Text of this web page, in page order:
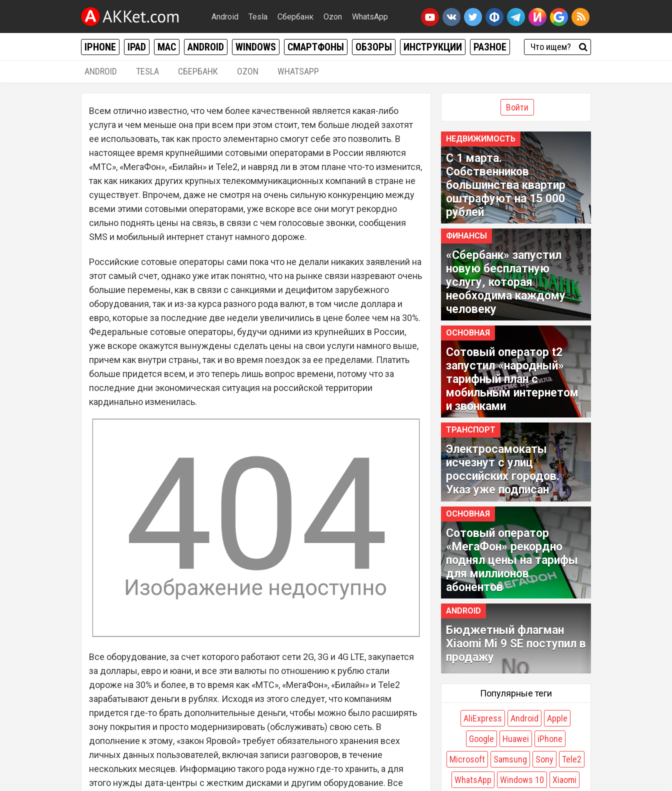
Android Tesla Сбербанк Ozon WhatsApp
IPHONE IPAD MAC ANDROID WINDOWS СМАРТФОНЫ ОБЗОРЫ ИНСТРУКЦИИ РАЗНОЕ
ANDROID TESLA СБЕРБАНК OZON WHATSAPP
Историческое подорожание. Операторы
«МТС», «МегаФон», «Билайн» и Tele2
рекордно поднимут цены на связь
Всем отлично известно, что чем более качественной является какая-либо
услуга и чем меньше она при всем при этом стоит, тем больше людей захотят
ее использовать, так как просто элементарно смогут себе это позволить. В
настоящее время крупнейшими сотовыми операторами в России являются
«МТС», «МегаФон», «Билайн» и Tele2, и навряд ли в этом плане что-то изменится,
так как никаких других крупных телекоммуникационных компаний в стране не
существует. Впрочем, даже не смотря на очень сильную конкуренцию между
всеми этими сотовыми операторами, уже вскоре все они могут рекордно
сильно поднять цены на связь, в связи с чем голосовые звонки, сообщения
SMS и мобильный интернет станут намного дороже.
Российские сотовые операторы сами пока что не делали никаких заявлений на
этот самый счет, однако уже итак понятно, что на рынке связи назревают очень
большие перемены, как в связи с санкциями и децифитом зарубежного
оборудования, так и из-за курса разного рода валют, в том числе доллара и
евро, которые за последние две недели увеличились в цене более чем на 30%.
Федеральные сотовые операторы, будучи одними из крупнейших в России,
уже вскоре окажутся вынуждены сделать цены на свои услуги намного выше,
причем как внутри страны, так и во время поездок за ее пределами. Платить
больше придется всем, и это теперь лишь вопрос времени, потому что за
последние дни экономическая ситуация на российской территории
кардинально изменилась.
Все оборудование, за счет которого работают сети 2G, 3G и 4G LTE, закупается
за доллары, евро и юани, и все эти валюты по отношению к рублю стали
дороже на 30% и более, в то время как «МТС», «МегаФон», «Билайн» и Tele2
зарабатывают деньги в рублях. Исходя из этого следует, что компаниям
придется где-то брать дополнительные деньги, чтобы можно было расширять
зону покрытия и просто модернизировать (обслуживать) свою сеть. В
дополнение к этому, «закон Яровой» требует обязательного хранения всех
личных данных пользователей, включая записи разговоров, в течение
нескольких месяцев. Информацию такого рода нужно где-то хранить, а для
этого нужды дата-центры с жестким дисками и другим оборудование. Все
Войти
НЕДВИЖИМОСТЬ
С 1 марта.
Собственников
большинства квартир
оштрафуют на 15 000
рублей
ФИНАНСЫ
«Сбербанк» запустил
новую бесплатную
услугу, которая
необходима каждому
человеку
ОСНОВНАЯ
Сотовый оператор t2
запустил «народный»
тарифный план с
мобильным интернетом
и звонками
ТРАНСПОРТ
Электросамокаты
исчезнут с улиц
российских городов.
Указ уже подписан
ОСНОВНАЯ
Сотовый оператор
«МегаФон» рекордно
поднял цены на тарифы
для миллионов
абонентов
ANDROID
Бюджетный флагман
Xiaomi Mi 9 SE поступил в
продажу
Популярные теги
AliExpress Android
Apple
Google
Huawei
iPhone
Microsoft
Samsung Sony
Tele2
WhatsApp
Windows 10
Xiaomi